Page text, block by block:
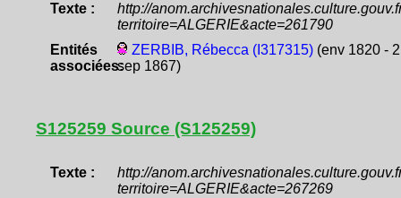
Texte :
http://
territoire=ALGERIE&acte=261790
Entités
associées:
ZERBIB, Rébecca (I317315)(env 1820 - 2
sep 1867)
S125259 Source (S125259)
Texte :
http://
territoire=ALGERIE&acte=267269